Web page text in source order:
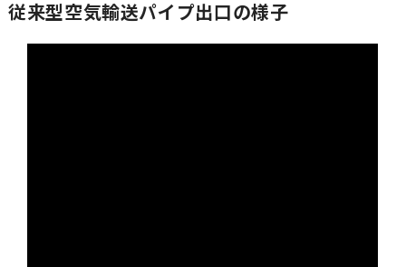
従来型空気輸送パイプ出口の様子